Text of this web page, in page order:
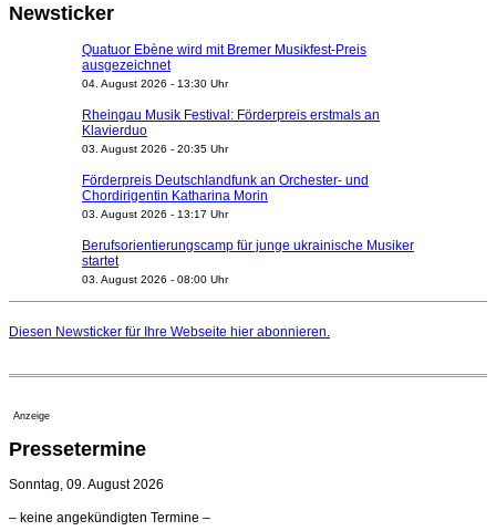
Newsticker
Quatuor Ebène wird mit Bremer Musikfest-Preis
ausgezeichnet
04. August 2026 - 13:30 Uhr
Rheingau Musik Festival: Förderpreis erstmals an
Klavierduo
03. August 2026 - 20:35 Uhr
Förderpreis Deutschlandfunk an Orchester- und
Chordirigentin Katharina Morin
03. August 2026 - 13:17 Uhr
Berufsorientierungscamp für junge ukrainische Musiker
startet
03. August 2026 - 08:00 Uhr
Nationaltheater Mannheim
Regensburger Generalmusikdirektor Stefan Veselka
Kammerorchester Heilbronn: Chefdirigent Risto Joost
verlängert bis 2030
Ensemblemitglieder
Diesen Newsticker für Ihre Webseite hier abonnieren.
Anzeige
Pressetermine
Sonntag, 09. August 2026
– keine angekündigten Termine –